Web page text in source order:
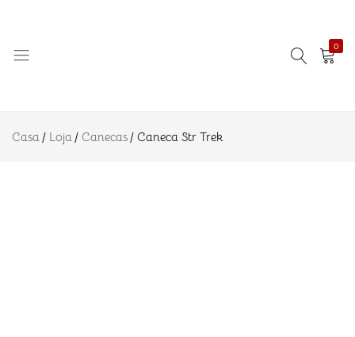
0
Casa Loja Canecas Caneca Str Trek